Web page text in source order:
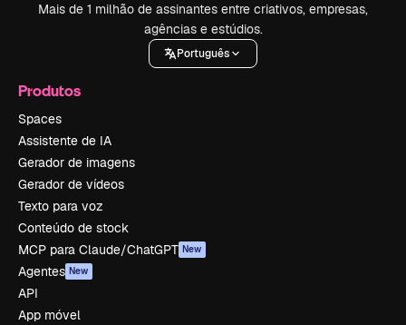
Mais de 1 milhão de assinantes entre criativos, empresas,
agências e estúdios.
Português
Produtos
Spaces
Assistente de IA
Gerador de imagens
Gerador de vídeos
Texto para voz
Conteúdo de stock
MCP para Claude/ChatGPT New
Agentes New
API
App móvel